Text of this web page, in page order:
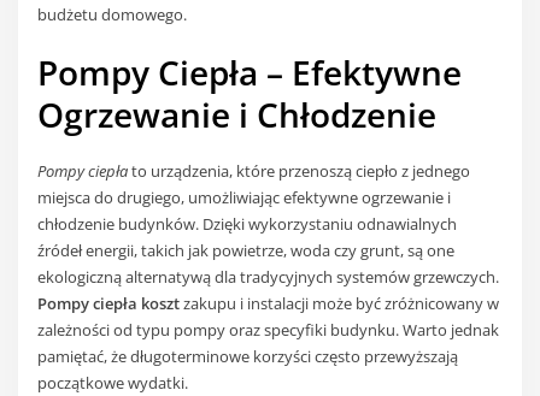
budżetu domowego.
Pompy Ciepła – Efektywne
Ogrzewanie i Chłodzenie
Pompy ciepłato urządzenia, które przenoszą ciepło z jednego
miejsca do drugiego, umożliwiając efektywne ogrzewanie i
chłodzenie budynków. Dzięki wykorzystaniu odnawialnych
źródeł energii, takich jak powietrze, woda czy grunt, są one
ekologiczną alternatywą dla tradycyjnych systemów grzewczych.
Pompy ciepła kosztzakupu i instalacji może być zróżnicowany w
zależności od typu pompy oraz specyfiki budynku. Warto jednak
pamiętać, że długoterminowe korzyści często przewyższają
początkowe wydatki.